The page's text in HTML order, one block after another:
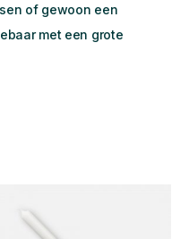
of gewoon een
met een grote